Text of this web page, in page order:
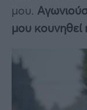
μου.
μου